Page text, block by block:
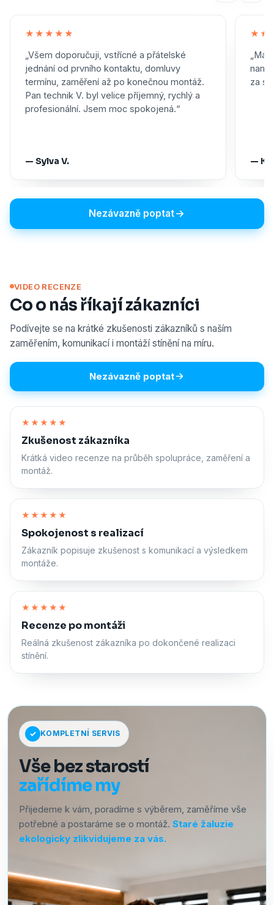
★★★★★
„Všem doporučuji, vstřícné a přátelské
jednání od prvního kontaktu, domluvy
termínu, zaměření až po konečnou montáž.
Pan technik V. byl velice příjemný, rychlý a
profesionální. Jsem moc spokojená.“
— Sylva V.
za
—
Nezávazně poptat
VIDEO RECENZE
Co o nás říkají zákazníci
Podívejte se na krátké zkušenosti zákazníků s naším
zaměřením, komunikací i montáží stínění na míru.
Nezávazně poptat
★★★★★
Zkušenost zákazníka
Krátká video recenze na průběh spolupráce, zaměření a
montáž.
★★★★★
Spokojenost s realizací
Zákazník popisuje zkušenost s komunikací a výsledkem
montáže.
★★★★★
Recenze po montáži
Reálná zkušenost zákazníka po dokončené realizaci
stínění.
KOMPLETNÍ SERVIS
Vše bez starostí
zařídíme my
Přijedeme k vám, poradíme s výběrem, zaměříme vše
potřebné a postaráme se o montáž. Staré žaluzie
ekologicky zlikvidujeme za vás.